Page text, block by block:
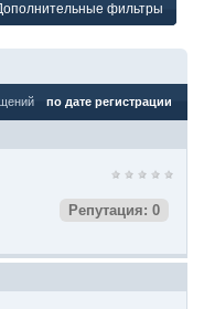
фильтры
по дате регистрации
Репутация: 0